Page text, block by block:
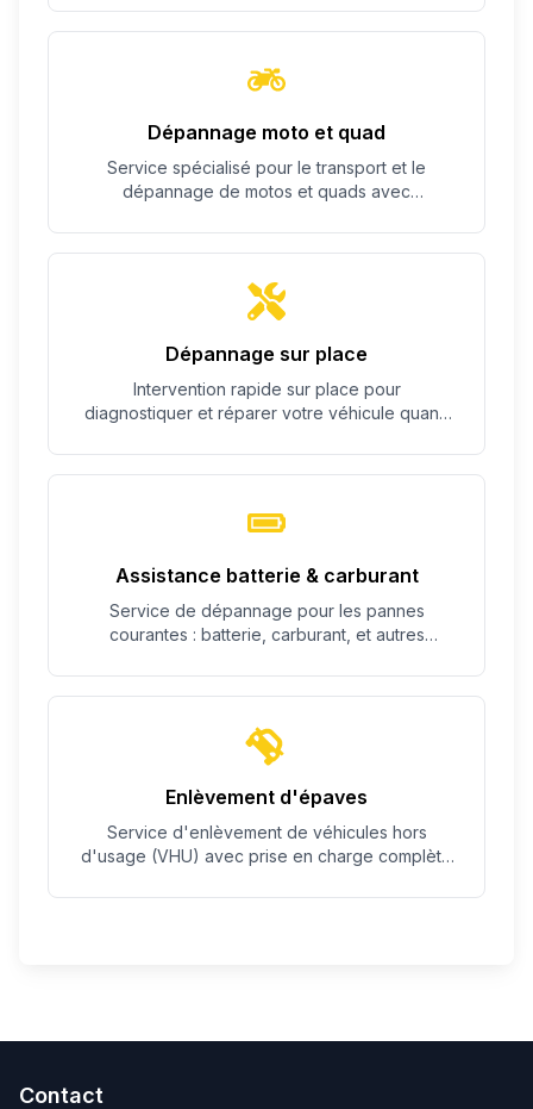
Dépannage moto et quad
Service spécialisé pour le transport et le
dépannage de motos et quads avec
Dépannage sur place
Intervention rapide sur place pour
diagnostiquer et réparer votre véhicule quand
Assistance batterie & carburant
Service de dépannage pour les pannes
courantes : batterie, carburant, et autres
Enlèvement d'épaves
Service d'enlèvement de véhicules hors
d'usage (VHU) avec prise en charge complète
Contact